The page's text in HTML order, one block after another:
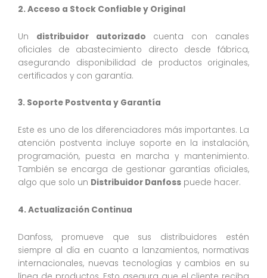
2. Acceso a Stock Confiable y Original
Un distribuidor autorizado cuenta con canales
oficiales de abastecimiento directo desde fábrica,
asegurando disponibilidad de productos originales,
certificados y con garantía.
3. Soporte Postventa y Garantía
Este es uno de los diferenciadores más importantes. La
atención postventa incluye soporte en la instalación,
programación, puesta en marcha y mantenimiento.
También se encarga de gestionar garantías oficiales,
algo que solo un Distribuidor Danfoss puede hacer.
4. Actualización Continua
Danfoss, promueve que sus distribuidores estén
siempre al día en cuanto a lanzamientos, normativas
internacionales, nuevas tecnologías y cambios en su